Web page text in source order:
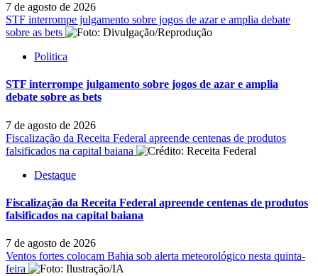
7 de agosto de 2026
STF interrompe julgamento sobre jogos de azar e amplia debate
sobre as bets
Politica
STF interrompe julgamento sobre jogos de azar e amplia
debate sobre as bets
7 de agosto de 2026
Fiscalização da Receita Federal apreende centenas de produtos
falsificados na capital baiana
Destaque
Fiscalização da Receita Federal apreende centenas de produtos
falsificados na capital baiana
7 de agosto de 2026
Ventos fortes colocam Bahia sob alerta meteorológico nesta quinta-
feira